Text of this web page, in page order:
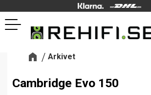
Meny
Arkivet
Cambridge Evo 150